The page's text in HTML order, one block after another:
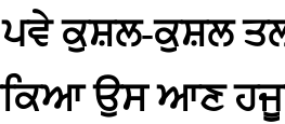
ਪਵੇ ਕੁਸ਼ਲ-ਕੁਸ਼ਲ
ਉਸ ਆਣ